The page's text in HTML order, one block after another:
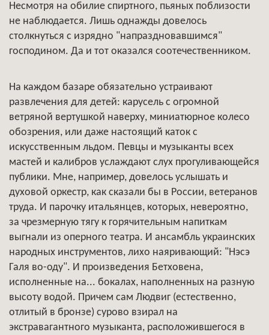
Несмотря на обилие спиртного, пьяных поблизости
не наблюдается. Лишь однажды довелось
столкнуться с изрядно "напраздновавшимся"
господином. Да и тот оказался соотечественником.
На каждом базаре обязательно устраивают
развлечения для детей: карусель с огромной
ветряной вертушкой наверху, миниатюрное колесо
обозрения, или даже настоящий каток с
искусственным льдом. Певцы и музыканты всех
мастей и калибров услаждают слух прогуливающейся
публики. Мне, например, довелось услышать и
духовой оркестр, как сказали бы в России, ветеранов
труда. И парочку итальянцев, которых, невероятно,
за чрезмерную тягу к горячительным напиткам
выгнали из оперного театра. И ансамбль украинских
народных инструментов, лихо наяривающий: "Нэсэ
Галя во-оду". И произведения Бетховена,
исполненные на... бокалах, наполненных на разную
высоту водой. Причем сам Людвиг (естественно,
отлитый в бронзе) сурово взирал на
экстравагантного музыканта, расположившегося в